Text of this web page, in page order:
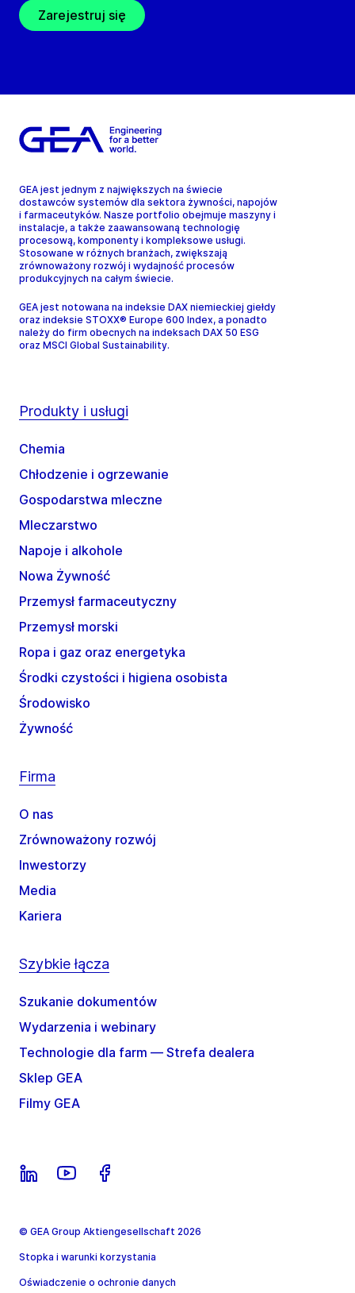
Zarejestruj się
GEA jest jednym z największych na świecie
dostawców systemów dla sektora żywności, napojów
i farmaceutyków. Nasze portfolio obejmuje maszyny i
instalacje, a także zaawansowaną technologię
procesową, komponenty i kompleksowe usługi.
Stosowane w różnych branżach, zwiększają
zrównoważony rozwój i wydajność procesów
produkcyjnych na całym świecie.
GEA jest notowana na indeksie DAX niemieckiej giełdy
oraz indeksie STOXX® Europe 600 Index, a ponadto
należy do firm obecnych na indeksach DAX 50 ESG
oraz MSCI Global Sustainability.
Produkty i usługi
Chemia
Chłodzenie i ogrzewanie
Gospodarstwa mleczne
Mleczarstwo
Napoje i alkohole
Nowa Żywność
Przemysł farmaceutyczny
Przemysł morski
Ropa i gaz oraz energetyka
Środki czystości i higiena osobista
Środowisko
Żywność
Firma
O nas
Zrównoważony rozwój
Inwestorzy
Media
Kariera
Szybkie łącza
Szukanie dokumentów
Wydarzenia i webinary
Technologie dla farm — Strefa dealera
Sklep GEA
Filmy GEA
© GEA Group Aktiengesellschaft 2026
Stopka i warunki korzystania
Oświadczenie o ochronie danych